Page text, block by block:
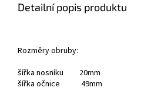
Detailní popis produktu
Rozměry obruby:
šířka nosníku 20mm
šířka očnice 49mm